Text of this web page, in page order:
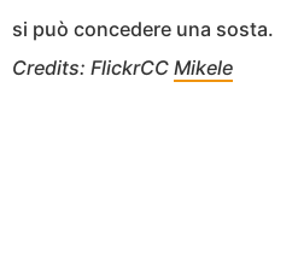
si può concedere una sosta.
Credits: FlickrCC Mikele